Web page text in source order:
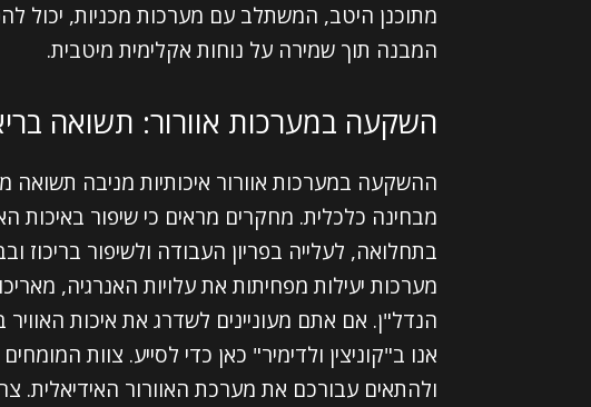
מתוכנן היטב, המשתלב עם מערכות מכניות, יכול
המבנה תוך שמירה על נוחות אקלימית מיטבית.
השקעה במערכות אוורור: תשואה
ההשקעה במערכות אוורור איכותיות מניבה תשואה
מבחינה כלכלית. מחקרים מראים כי שיפור באיכות
בתחלואה, לעלייה בפריון העבודה ולשיפור בריכוז
מערכות יעילות מפחיתות את עלויות האנרגיה,
הנדל"ן. אם אתם מעוניינים לשדרג את איכות
אנו ב"קוניצין ולדימיר" כאן כדי לסייע. צוות
ולהתאים עבורכם את מערכת האוורור האידיאלית.